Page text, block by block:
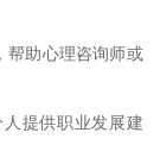
帮助心理咨询师或
提供职业发展建